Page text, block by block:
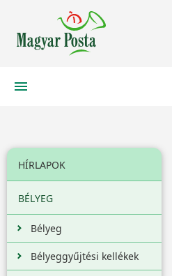
HÍRLAPOK
BÉLYEG
Bélyeg
Bélyeggyűjtési kellékek